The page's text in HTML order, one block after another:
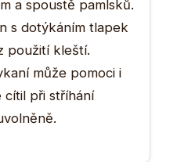
a spoustě pamlsků.
s dotýkáním tlapek
použití kleští.
může pomoci i
cítil při stříhání